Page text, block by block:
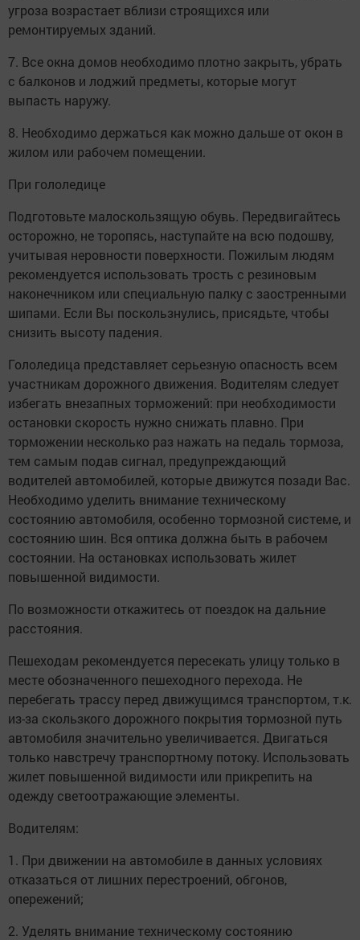
угроза возрастает вблизи строящихся или
ремонтируемых зданий.
7. Все окна домов необходимо плотно закрыть, убрать
с балконов и лоджий предметы, которые могут
выпасть наружу.
8. Необходимо держаться как можно дальше от окон в
жилом или рабочем помещении.
При гололедице
Подготовьте малоскользящую обувь. Передвигайтесь
осторожно, не торопясь, наступайте на всю подошву,
учитывая неровности поверхности. Пожилым людям
рекомендуется использовать трость с резиновым
наконечником или специальную палку с заостренными
шипами. Если Вы поскользнулись, присядьте, чтобы
снизить высоту падения.
Гололедица представляет серьезную опасность всем
участникам дорожного движения. Водителям следует
избегать внезапных торможений: при необходимости
остановки скорость нужно снижать плавно. При
торможении несколько раз нажать на педаль тормоза,
тем самым подав сигнал, предупреждающий
водителей автомобилей, которые движутся позади Вас.
Необходимо уделить внимание техническому
состоянию автомобиля, особенно тормозной системе, и
состоянию шин. Вся оптика должна быть в рабочем
состоянии. На остановках использовать жилет
повышенной видимости.
По возможности откажитесь от поездок на дальние
расстояния.
Пешеходам рекомендуется пересекать улицу только в
месте обозначенного пешеходного перехода. Не
перебегать трассу перед движущимся транспортом, т.к.
из-за скользкого дорожного покрытия тормозной путь
автомобиля значительно увеличивается. Двигаться
только навстречу транспортному потоку. Использовать
жилет повышенной видимости или прикрепить на
одежду светоотражающие элементы.
Водителям:
1. При движении на автомобиле в данных условиях
отказаться от лишних перестроений, обгонов,
опережений;
2. Уделять внимание техническому состоянию